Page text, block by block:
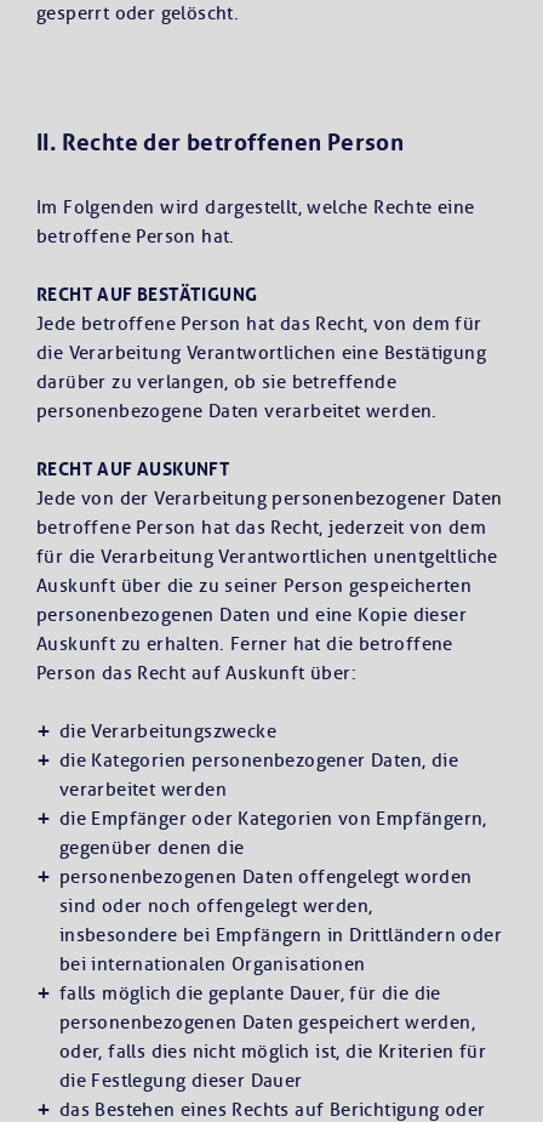
gesperrt oder gelöscht.
II. Rechte der betroffenen Person
Im Folgenden wird dargestellt, welche Rechte eine
betroffene Person hat.
RECHT AUF BESTÄTIGUNG
Jede betroffene Person hat das Recht, von dem für
die Verarbeitung Verantwortlichen eine Bestätigung
darüber zu verlangen, ob sie betreffende
personenbezogene Daten verarbeitet werden.
RECHT AUF AUSKUNFT
Jede von der Verarbeitung personenbezogener Daten
betroffene Person hat das Recht, jederzeit von dem
für die Verarbeitung Verantwortlichen unentgeltliche
Auskunft über die zu seiner Person gespeicherten
personenbezogenen Daten und eine Kopie dieser
Auskunft zu erhalten. Ferner hat die betroffene
Person das Recht auf Auskunft über:
die Verarbeitungszwecke
die Kategorien personenbezogener Daten, die
verarbeitet werden
die Empfänger oder Kategorien von Empfängern,
gegenüber denen die
personenbezogenen Daten offengelegt worden
sind oder noch offengelegt werden,
insbesondere bei Empfängern in Drittländern oder
bei internationalen Organisationen
falls möglich die geplante Dauer, für die die
personenbezogenen Daten gespeichert werden,
oder, falls dies nicht möglich ist, die Kriterien für
die Festlegung dieser Dauer
das Bestehen eines Rechts auf Berichtigung oder